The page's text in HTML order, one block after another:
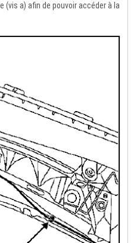
(vis a) afin de pouvoir accéder à la